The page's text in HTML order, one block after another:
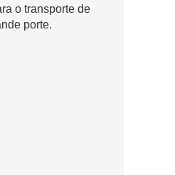
o transporte de
porte.